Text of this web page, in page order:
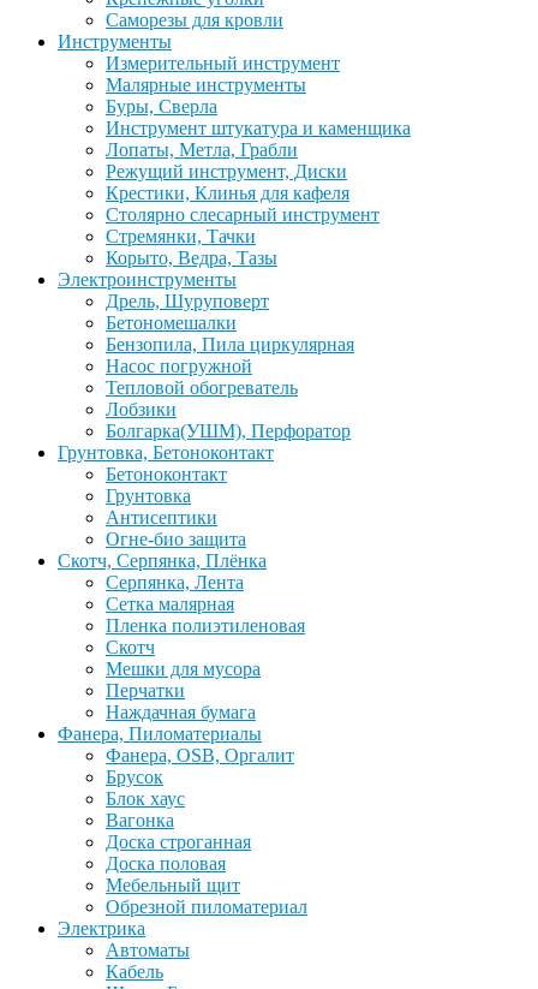
Саморезы для кровли
Инструменты
Измерительный инструмент
Малярные инструменты
Буры, Сверла
Инструмент штукатура и каменщика
Лопаты, Метла, Грабли
Режущий инструмент, Диски
Крестики, Клинья для кафеля
Столярно слесарный инструмент
Стремянки, Тачки
Корыто, Ведра, Тазы
Электроинструменты
Дрель, Шуруповерт
Бетономешалки
Бензопила, Пила циркулярная
Насос погружной
Тепловой обогреватель
Лобзики
Болгарка(УШМ), Перфоратор
Грунтовка, Бетоноконтакт
Бетоноконтакт
Грунтовка
Антисептики
Огне-био защита
Скотч, Серпянка, Плёнка
Серпянка, Лента
Сетка малярная
Пленка полиэтиленовая
Скотч
Мешки для мусора
Перчатки
Наждачная бумага
Фанера, Пиломатериалы
Фанера, OSB, Оргалит
Брусок
Блок хаус
Вагонка
Доска строганная
Доска половая
Мебельный щит
Обрезной пиломатериал
Электрика
Автоматы
Кабель